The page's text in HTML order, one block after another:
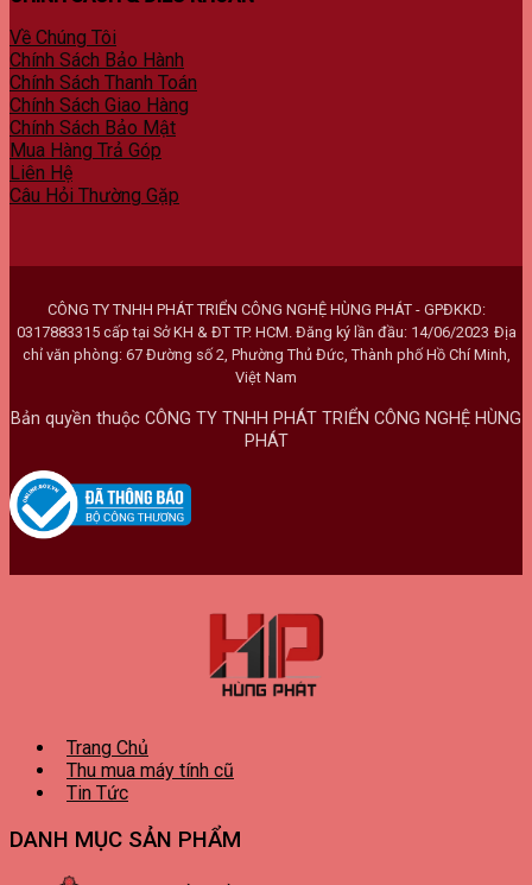
Về Chúng Tôi
Chính Sách Bảo Hành
Chính Sách Thanh Toán
Chính Sách Giao Hàng
Chính Sách Bảo Mật
Mua Hàng Trả Góp
Liên Hệ
Câu Hỏi Thường Gặp
CÔNG TY TNHH PHÁT TRIỂN CÔNG NGHỆ HÙNG PHÁT - GPĐKKD:
0317883315 cấp tại Sở KH & ĐT TP. HCM. Đăng ký lần đầu: 14/06/2023 Địa
chỉ văn phòng: 67 Đường số 2, Phường Thủ Đức, Thành phố Hồ Chí Minh,
Việt Nam
Bản quyền thuộc CÔNG TY TNHH PHÁT TRIỂN CÔNG NGHỆ HÙNG
PHÁT
Trang Chủ
Thu mua máy tính cũ
Tin Tức
DANH MỤC SẢN PHẨM